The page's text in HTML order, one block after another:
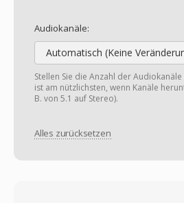
Audiokanäle:
Automatisch (Keine
Stellen Sie die Anzahl der
ist am nützlichsten, wenn Kanäle
B. von 5.1 auf Stereo).
Alles zurücksetzen